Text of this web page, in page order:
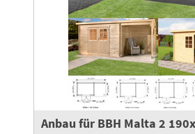
Anbau für BBH Malta 2